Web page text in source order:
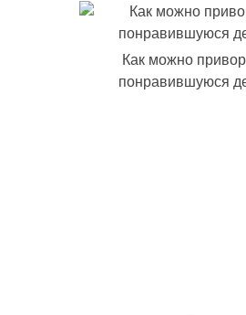
Как можно
понравившуюся